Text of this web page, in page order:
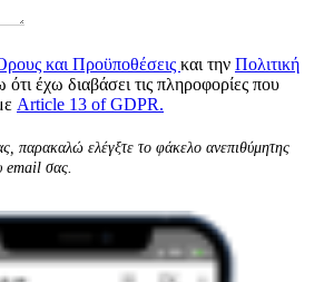
και Προϋποθέσεις και την Πολιτική
έχω διαβάσει τις πληροφορίες που
Article 13 of GDPR.
παρακαλώ ελέγξτε το φάκελο ανεπιθύμητης
email σας.